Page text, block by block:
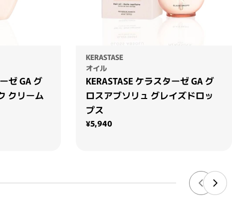
ゼ GA グ
クリーム
KERASTASE
オイル
KERASTASE ケラスターゼ GA グ
ロスアブソリュ グレイズドロッ
プス
通常価格
¥5,940